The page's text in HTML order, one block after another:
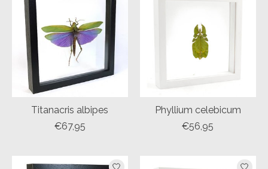
Titanacris albipes
€67,95
Phyllium celebicum
€56,95